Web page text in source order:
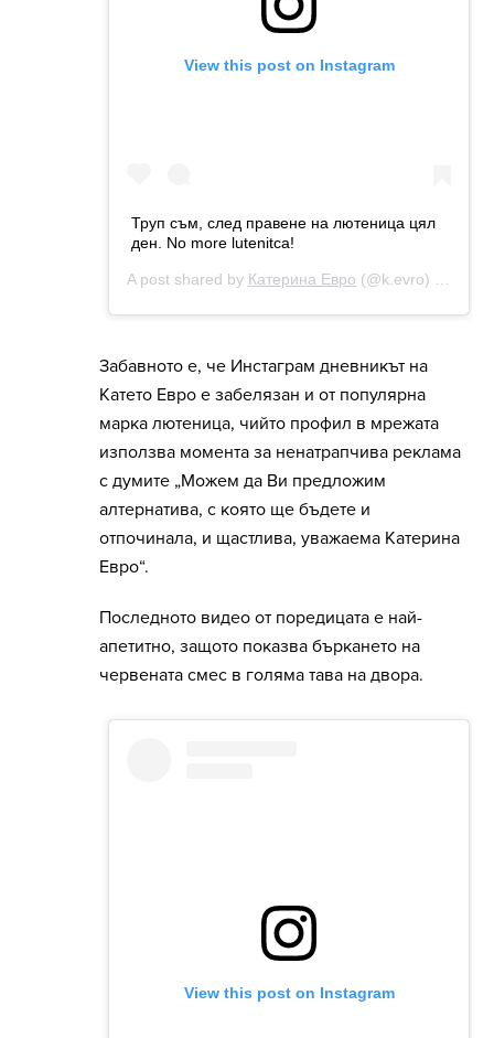
Забавното е, че Инстаграм дневникът на
Катето Евро е забелязан и от популярна
марка лютеница, чийто профил в мрежата
използва момента за ненатрапчива реклама
с думите „Можем да Ви предложим
алтернатива, с която ще бъдете и
отпочинала, и щастлива, уважаема Катерина
Евро“.
Последното видео от поредицата е най-
апетитно, защото показва бъркането на
червената смес в голяма тава на двора.